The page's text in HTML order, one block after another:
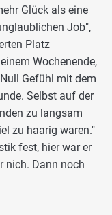
Glück als eine
Job",
Platz
Wochenende,
Gefühl mit dem
Selbst auf der
zu langsam
zu haarig waren."
fest, hier war er
nich. Dann noch